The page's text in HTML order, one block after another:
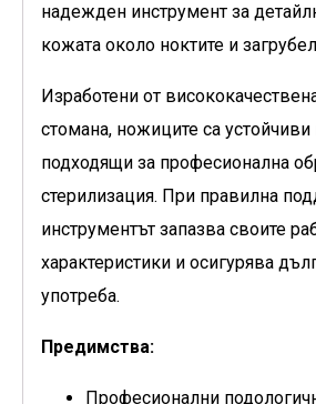
надежден инструмент за
кожата около ноктите и
Изработени от
стомана, ножиците са устойчиви
подходящи за професионална
стерилизация. При правилна
инструментът запазва своите
характеристики и осигурява
употреба.
Предимства:
Професионални